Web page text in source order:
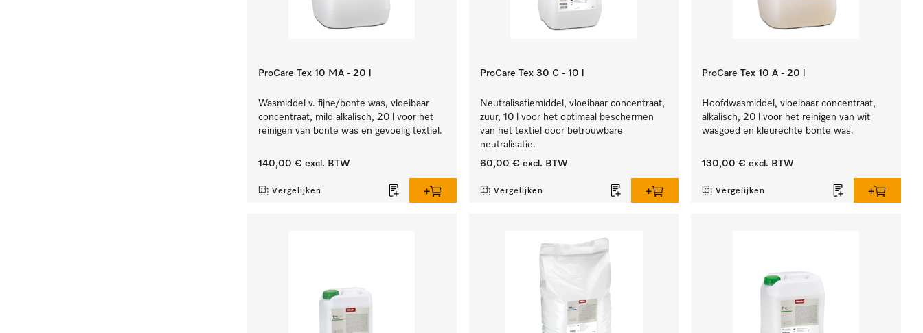
ProCare Tex 10 MA - 20 l
Wasmiddel v. fijne/bonte was, vloeibaar
concentraat, mild alkalisch, 20 l voor het
reinigen van bonte was en gevoelig textiel.
140,00 € excl. BTW
Vergelijken
ProCare Tex 30 C - 10 l
Neutralisatiemiddel, vloeibaar concentraat,
zuur, 10 l voor het optimaal beschermen
van het textiel door betrouwbare
neutralisatie.
60,00 € excl. BTW
Vergelijken
ProCare Tex 10 A - 20 l
Hoofdwasmiddel, vloeibaar concentraat,
alkalisch, 20 l voor het reinigen van wit
wasgoed en kleurechte bonte was.
130,00 € excl. BTW
Vergelijken